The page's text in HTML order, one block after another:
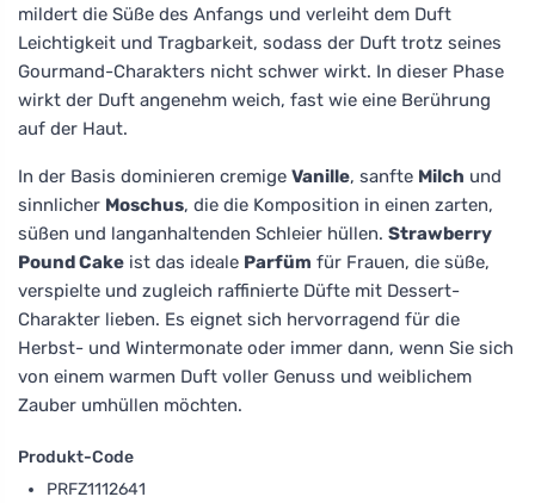
mildert die Süße des Anfangs und verleiht dem Duft
Leichtigkeit und Tragbarkeit, sodass der Duft trotz seines
Gourmand-Charakters nicht schwer wirkt. In dieser Phase
wirkt der Duft angenehm weich, fast wie eine Berührung
auf der Haut.
In der Basis dominieren cremige Vanille, sanfte Milch und
sinnlicher Moschus, die die Komposition in einen zarten,
süßen und langanhaltenden Schleier hüllen. Strawberry
Pound Cake ist das ideale Parfüm für Frauen, die süße,
verspielte und zugleich raffinierte Düfte mit Dessert-
Charakter lieben. Es eignet sich hervorragend für die
Herbst- und Wintermonate oder immer dann, wenn Sie sich
von einem warmen Duft voller Genuss und weiblichem
Zauber umhüllen möchten.
Produkt-Code
PRFZ1112641